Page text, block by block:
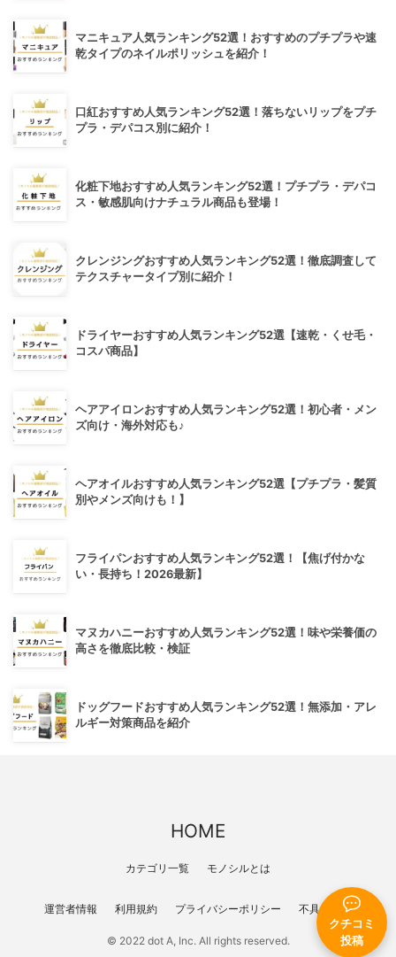
クチコミ
投稿
マニキュア人気ランキング52選！おすすめのプチプラや速
乾タイプのネイルポリッシュを紹介！
口紅おすすめ人気ランキング52選！落ちないリップをプチ
プラ・デパコス別に紹介！
化粧下地おすすめ人気ランキング52選！プチプラ・デパコ
ス・敏感肌向けナチュラル商品も登場！
クレンジングおすすめ人気ランキング52選！徹底調査して
テクスチャータイプ別に紹介！
ドライヤーおすすめ人気ランキング52選【速乾・くせ毛・
コスパ商品】
ヘアアイロンおすすめ人気ランキング52選！初心者・メン
ズ向け・海外対応も♪
ヘアオイルおすすめ人気ランキング52選【プチプラ・髪質
別やメンズ向けも！】
フライパンおすすめ人気ランキング52選！【焦げ付かな
い・長持ち！2026最新】
マヌカハニーおすすめ人気ランキング52選！味や栄養価の
高さを徹底比較・検証
ドッグフードおすすめ人気ランキング52選！無添加・アレ
ルギー対策商品を紹介
HOME
カテゴリ一覧 モノシルとは
運営者情報 利用規約 プライバシーポリシー 不具合報告
© 2022 dot A, Inc. All rights reserved.